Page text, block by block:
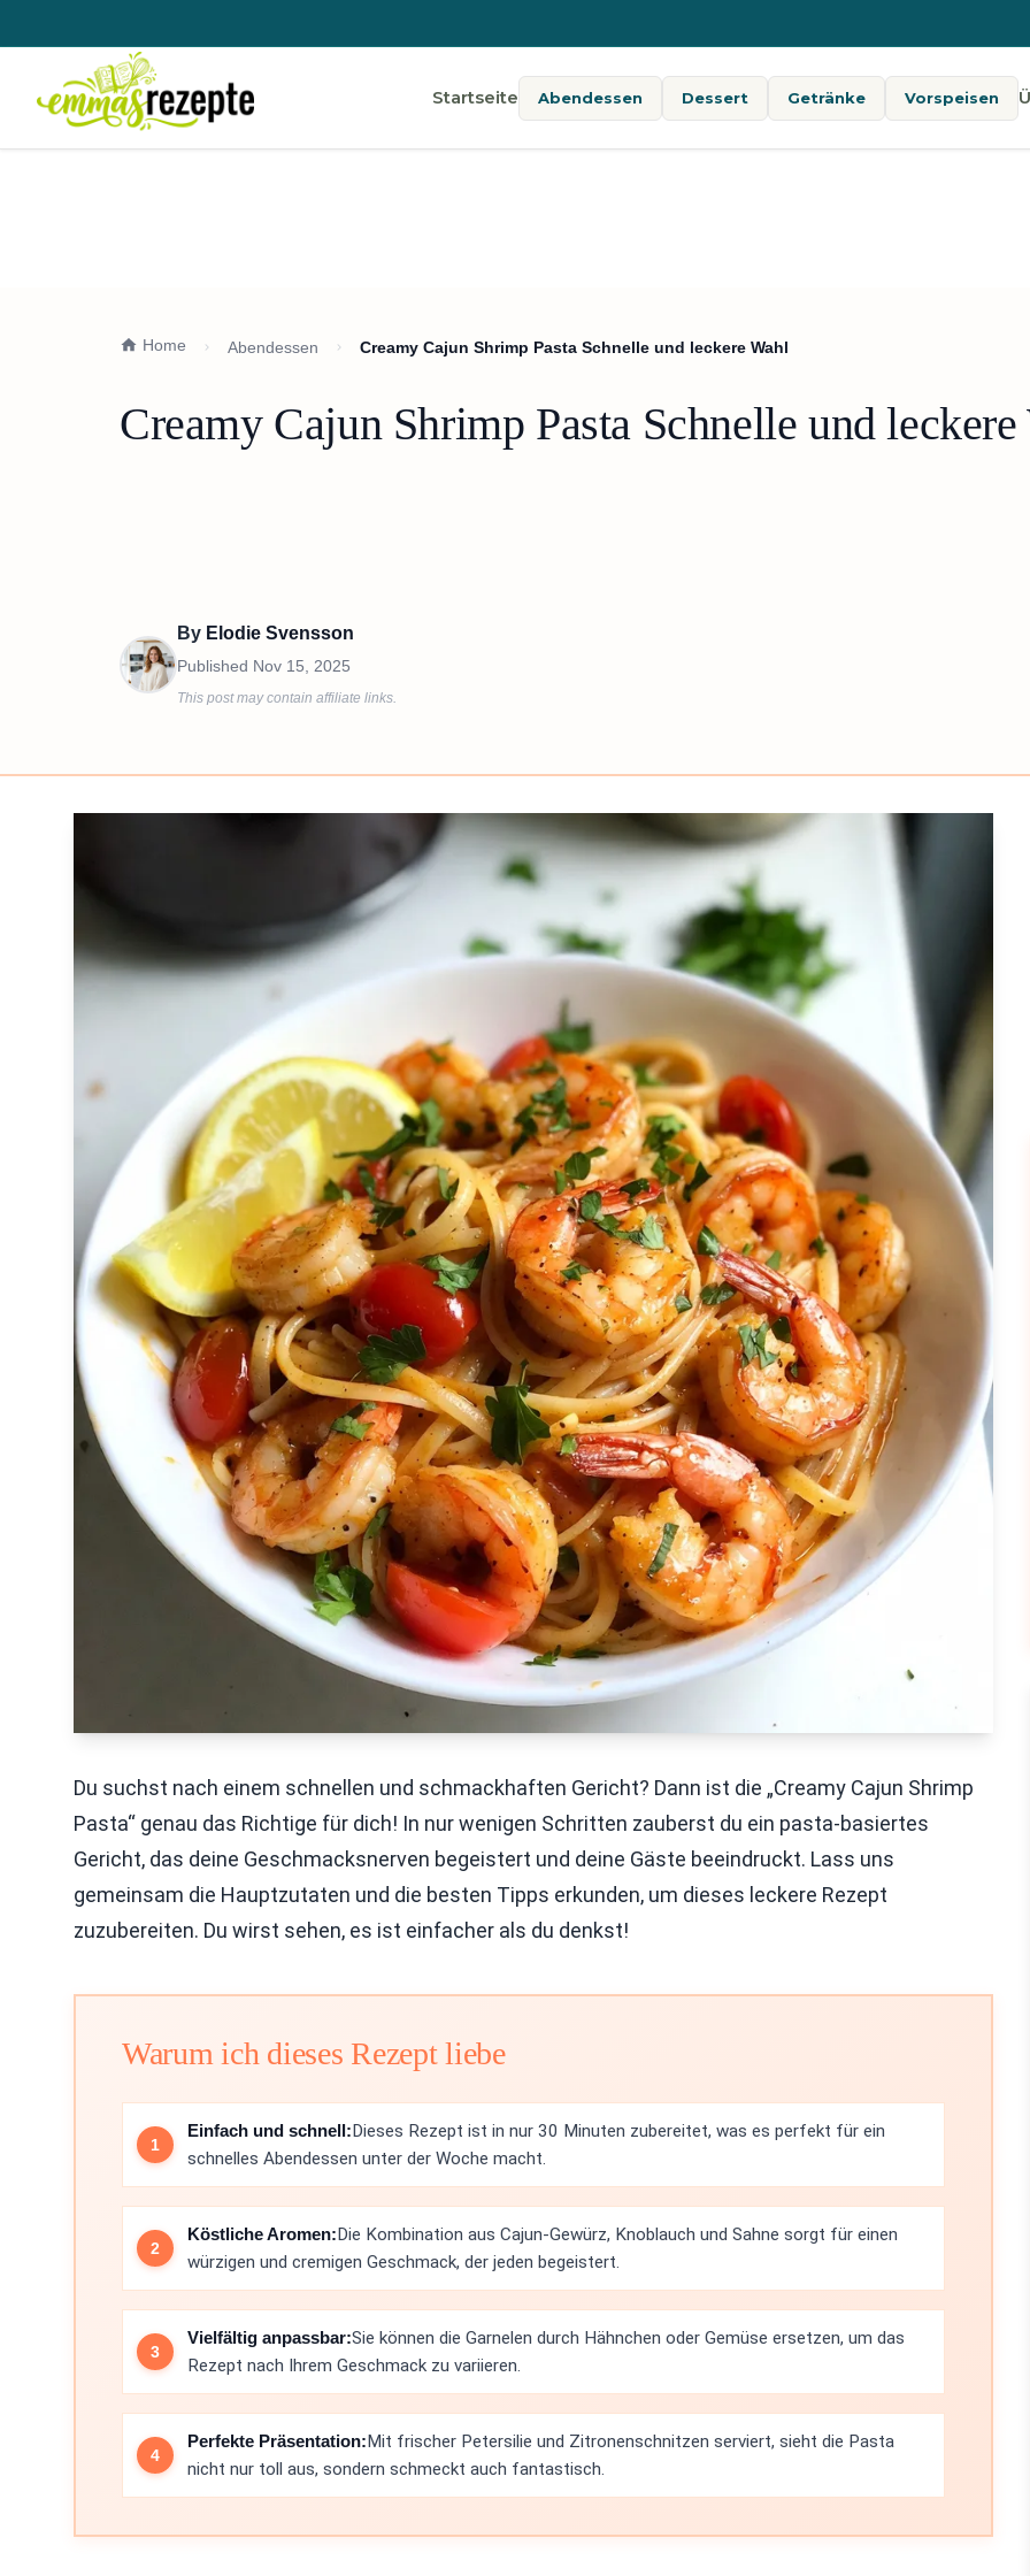
Startseite Abendessen Dessert Getränke Vorspeisen
Home Abendessen Creamy Cajun Shrimp Pasta Schnelle und leckere Wahl
Creamy Cajun Shrimp Pasta Schnelle und
By Elodie Svensson
Published Nov 15, 2025
This post may contain affiliate links.
Du suchst nach einem schnellen und schmackhaften Gericht? Dann ist die „Creamy Cajun Shrimp
Pasta“ genau das Richtige für dich! In nur wenigen Schritten zauberst du ein pasta-basiertes
Gericht, das deine Geschmacksnerven begeistert und deine Gäste beeindruckt. Lass uns
gemeinsam die Hauptzutaten und die besten Tipps erkunden, um dieses leckere Rezept
zuzubereiten. Du wirst sehen, es ist einfacher als du denkst!
Warum ich dieses Rezept liebe
Einfach und schnell:Dieses Rezept ist in nur 30 Minuten zubereitet, was es perfekt für ein
schnelles Abendessen unter der Woche macht.
Köstliche Aromen:Die Kombination aus Cajun-Gewürz, Knoblauch und Sahne sorgt für einen
würzigen und cremigen Geschmack, der jeden begeistert.
Vielfältig anpassbar:Sie können die Garnelen durch Hähnchen oder Gemüse ersetzen, um das
Rezept nach Ihrem Geschmack zu variieren.
Perfekte Präsentation:Mit frischer Petersilie und Zitronenschnitzen serviert, sieht die Pasta
nicht nur toll aus, sondern schmeckt auch fantastisch.